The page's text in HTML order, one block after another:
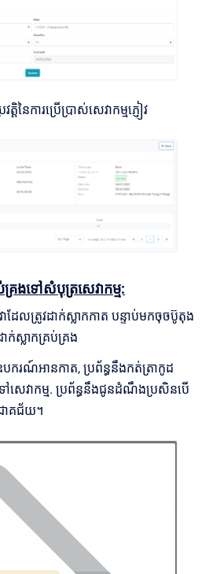
ត្តិនៃការប្រើប្រាស់សេវាកម្មភ្ញៀវ
រងទៅសំបុត្រសេវាកម្ម:
ែលត្រូវដាក់ស្លាកកាត បន្ទាប់មកចុចប៊ូតុង
ាក់ស្លាកគ្រប់គ្រង
រណ៍អានកាត, ប្រព័ន្ធនឹងកត់ត្រាកូដ
សេវាកម្ម. ប្រព័ន្ធនឹងជូនដំណឹងប្រសិនបើ
ោគជ័យ។